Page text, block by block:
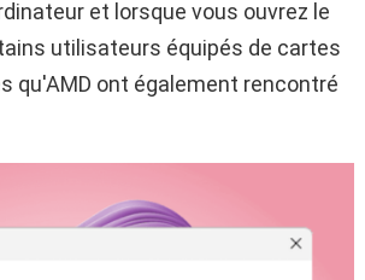
et lorsque vous ouvrez le
utilisateurs équipés de cartes
qu'AMD ont également rencontré